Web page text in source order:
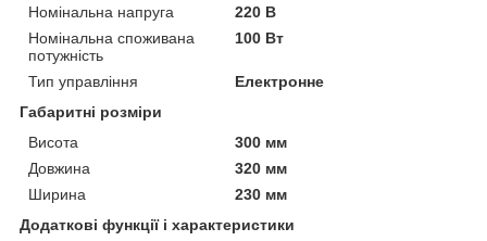
Номінальна напруга
220 В
Номінальна споживана
потужність
100 Вт
Тип управління
Електронне
Габаритні розміри
Висота
300 мм
Довжина
320 мм
Ширина
230 мм
Додаткові функції і характеристики